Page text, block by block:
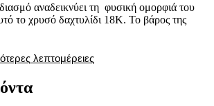
αναδεικνύει τη φυσική ομορφιά του
το χρυσό δαχτυλίδι 18Κ. Το βάρος της
λεπτομέρειες